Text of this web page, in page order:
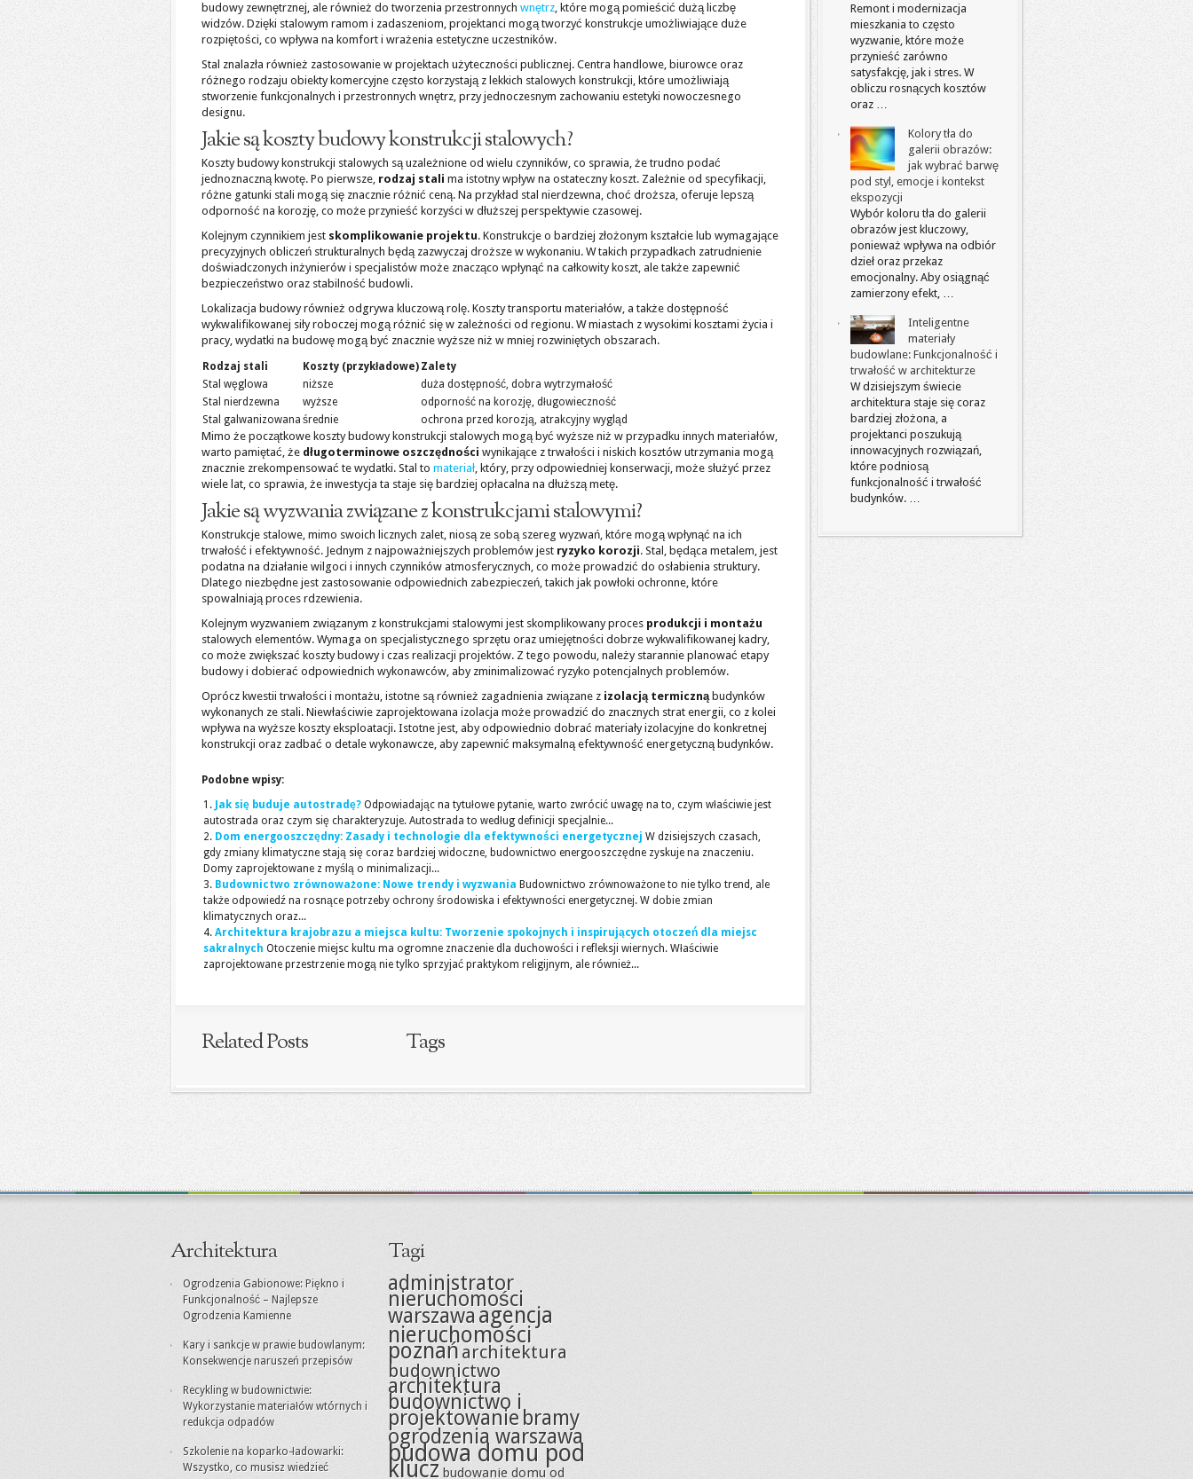
budowy zewnętrznej, ale również do tworzenia przestronnych wnętrz, które mogą pomieścić dużą liczbę
widzów. Dzięki stalowym ramom i zadaszeniom, projektanci mogą tworzyć konstrukcje umożliwiające duże
rozpiętości, co wpływa na komfort i wrażenia estetyczne uczestników.
Stal znalazła również zastosowanie w projektach użyteczności publicznej. Centra handlowe, biurowce oraz
różnego rodzaju obiekty komercyjne często korzystają z lekkich stalowych konstrukcji, które umożliwiają
stworzenie funkcjonalnych i przestronnych wnętrz, przy jednoczesnym zachowaniu estetyki nowoczesnego
designu.
Jakie są koszty budowy konstrukcji stalowych?
Koszty budowy konstrukcji stalowych są uzależnione od wielu czynników, co sprawia, że trudno podać
jednoznaczną kwotę. Po pierwsze, rodzaj stali ma istotny wpływ na ostateczny koszt. Zależnie od specyfikacji,
różne gatunki stali mogą się znacznie różnić ceną. Na przykład stal nierdzewna, choć droższa, oferuje lepszą
odporność na korozję, co może przynieść korzyści w dłuższej perspektywie czasowej.
Kolejnym czynnikiem jest skomplikowanie projektu. Konstrukcje o bardziej złożonym kształcie lub wymagające
precyzyjnych obliczeń strukturalnych będą zazwyczaj droższe w wykonaniu. W takich przypadkach zatrudnienie
doświadczonych inżynierów i specjalistów może znacząco wpłynąć na całkowity koszt, ale także zapewnić
bezpieczeństwo oraz stabilność budowli.
Lokalizacja budowy również odgrywa kluczową rolę. Koszty transportu materiałów, a także dostępność
wykwalifikowanej siły roboczej mogą różnić się w zależności od regionu. W miastach z wysokimi kosztami życia i
pracy, wydatki na budowę mogą być znacznie wyższe niż w mniej rozwiniętych obszarach.
Rodzaj stali Koszty (przykładowe) Zalety
Stal węglowa
niższe
duża dostępność, dobra wytrzymałość
Stal nierdzewna
wyższe
odporność na korozję, długowieczność
Stal galwanizowana średnie ochrona przed korozją, atrakcyjny wygląd
Mimo że początkowe koszty budowy konstrukcji stalowych mogą być wyższe niż w przypadku innych materiałów,
warto pamiętać, że długoterminowe oszczędności wynikające z trwałości i niskich kosztów utrzymania mogą
znacznie zrekompensować te wydatki. Stal to materiał, który, przy odpowiedniej konserwacji, może służyć przez
wiele lat, co sprawia, że inwestycja ta staje się bardziej opłacalna na dłuższą metę.
Jakie są wyzwania związane z konstrukcjami stalowymi?
Konstrukcje stalowe, mimo swoich licznych zalet, niosą ze sobą szereg wyzwań, które mogą wpłynąć na ich
trwałość i efektywność. Jednym z najpoważniejszych problemów jest ryzyko korozji. Stal, będąca metalem, jest
podatna na działanie wilgoci i innych czynników atmosferycznych, co może prowadzić do osłabienia struktury.
Dlatego niezbędne jest zastosowanie odpowiednich zabezpieczeń, takich jak powłoki ochronne, które
spowalniają proces rdzewienia.
Kolejnym wyzwaniem związanym z konstrukcjami stalowymi jest skomplikowany proces produkcji i montażu
stalowych elementów. Wymaga on specjalistycznego sprzętu oraz umiejętności dobrze wykwalifikowanej kadry,
co może zwiększać koszty budowy i czas realizacji projektów. Z tego powodu, należy starannie planować etapy
budowy i dobierać odpowiednich wykonawców, aby zminimalizować ryzyko potencjalnych problemów.
Oprócz kwestii trwałości i montażu, istotne są również zagadnienia związane z izolacją termicznąbudynków
wykonanych ze stali. Niewłaściwie zaprojektowana izolacja może prowadzić do znacznych strat energii, co z kolei
wpływa na wyższe koszty eksploatacji. Istotne jest, aby odpowiednio dobrać materiały izolacyjne do konkretnej
konstrukcji oraz zadbać o detale wykonawcze, aby zapewnić maksymalną efektywność energetyczną budynków.
Podobne wpisy:
Jak się buduje autostradę? Odpowiadając na tytułowe pytanie, warto zwrócić uwagę na to, czym właściwie jest
autostrada oraz czym się charakteryzuje. Autostrada to według definicji specjalnie...
Dom energooszczędny: Zasady i technologie dla efektywności energetycznej W dzisiejszych czasach,
gdy zmiany klimatyczne stają się coraz bardziej widoczne, budownictwo energooszczędne zyskuje na znaczeniu.
Domy zaprojektowane z myślą o minimalizacji...
Budownictwo zrównoważone: Nowe trendy i wyzwania Budownictwo zrównoważone to nie tylko trend, ale
także odpowiedź na rosnące potrzeby ochrony środowiska i efektywności energetycznej. W dobie zmian
klimatycznych oraz...
Architektura krajobrazu a miejsca kultu: Tworzenie spokojnych i inspirujących otoczeń dla miejsc
sakralnych Otoczenie miejsc kultu ma ogromne znaczenie dla duchowości i refleksji wiernych. Właściwie
zaprojektowane przestrzenie mogą nie tylko sprzyjać praktykom religijnym, ale również...
Related Posts Tags
Remont i modernizacja
mieszkania to często
wyzwanie, które może
przynieść zarówno
satysfakcję, jak i stres. W
obliczu rosnących kosztów
oraz …
Kolory tła do
galerii obrazów:
jak wybrać barwę
pod styl, emocje i kontekst
ekspozycji
Wybór koloru tła do galerii
obrazów jest kluczowy,
ponieważ wpływa na odbiór
dzieł oraz przekaz
emocjonalny. Aby osiągnąć
zamierzony efekt, …
Inteligentne
materiały
budowlane: Funkcjonalność i
trwałość w architekturze
W dzisiejszym świecie
architektura staje się coraz
bardziej złożona, a
projektanci poszukują
innowacyjnych rozwiązań,
które podniosą
funkcjonalność i trwałość
budynków. …
Architektura
Ogrodzenia Gabionowe: Piękno i
Funkcjonalność – Najlepsze
Ogrodzenia Kamienne
Kary i sankcje w prawie budowlanym:
Konsekwencje naruszeń przepisów
Recykling w budownictwie:
Wykorzystanie materiałów wtórnych i
redukcja odpadów
Szkolenie na koparko-ładowarki:
Wszystko, co musisz wiedzieć
Tagi
administrator
nieruchomości
warszawaagencja
nieruchomości
poznańarchitektura
budownictwo
architektura
budownictwo i
projektowanie bramy
ogrodzenia warszawa
budowa domu pod
klucz budowanie domu od